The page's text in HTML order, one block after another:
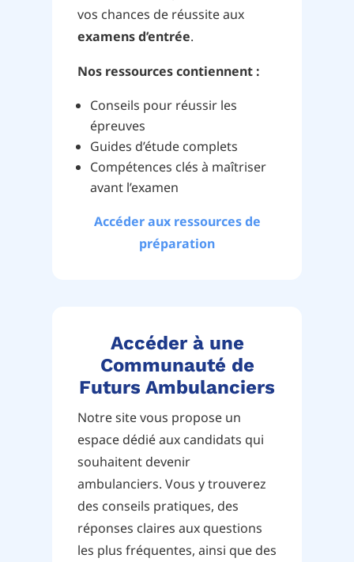
vos chances de réussite aux
examens d’entrée.
Nos ressources contiennent :
Conseils pour réussir les
épreuves
Guides d’étude complets
Compétences clés à maîtriser
avant l’examen
Accéder aux ressources de
préparation
Accéder à une
Communauté de
Futurs Ambulanciers
Notre site vous propose un
espace dédié aux candidats qui
souhaitent devenir
ambulanciers. Vous y trouverez
des conseils pratiques, des
réponses claires aux questions
les plus fréquentes, ainsi que des